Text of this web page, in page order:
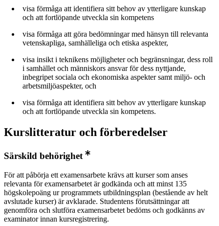
visa förmåga att identifiera sitt behov av ytterligare kunskap
och att fortlöpande utveckla sin kompetens
visa förmåga att göra bedömningar med hänsyn till relevanta
vetenskapliga, samhälleliga och etiska aspekter,
visa insikt i teknikens möjligheter och begränsningar, dess roll
i samhället och människors ansvar för dess nyttjande,
inbegripet sociala och ekonomiska aspekter samt miljö- och
arbetsmiljöaspekter, och
visa förmåga att identifiera sitt behov av ytterligare kunskap
och att fortlöpande utveckla sin kompetens.
Kurslitteratur och förberedelser
Särskild behörighet
För att påbörja ett examensarbete krävs att kurser som anses
relevanta för examensarbetet är godkända och att minst 135
högskolepoäng ur programmets utbildningsplan (bestående av helt
avslutade kurser) är avklarade. Studentens förutsättningar att
genomföra och slutföra examensarbetet bedöms och godkänns av
examinator innan kursregistrering.